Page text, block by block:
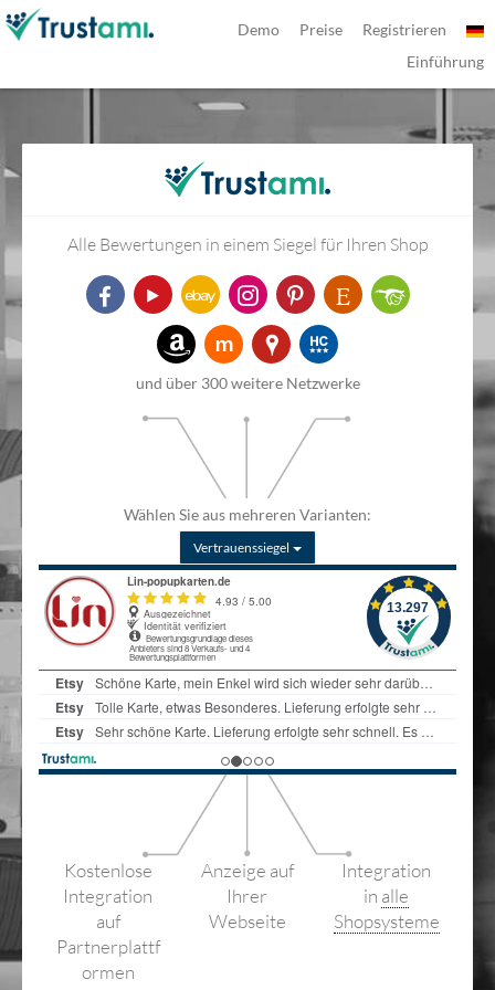
Registrieren
Preise
Demo
Einführung
Alle Bewertungen in einem Siegel für Ihren Shop
und über 300 weitere Netzwerke
Wählen Sie aus mehreren Varianten:
Vertrauenssiegel
Kostenlose
Integration
auf
Partnerplattf
ormen
Anzeige auf
Ihrer
Webseite
Integration
in alle
Shopsysteme